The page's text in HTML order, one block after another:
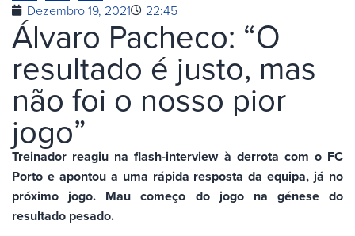
Dezembro 19, 2021 22:45
Álvaro Pacheco: “O
resultado é justo, mas
não foi o nosso pior
jogo”
Treinador reagiu na flash-interview à derrota com o FC
Porto e apontou a uma rápida resposta da equipa, já no
próximo jogo. Mau começo do jogo na génese do
resultado pesado.